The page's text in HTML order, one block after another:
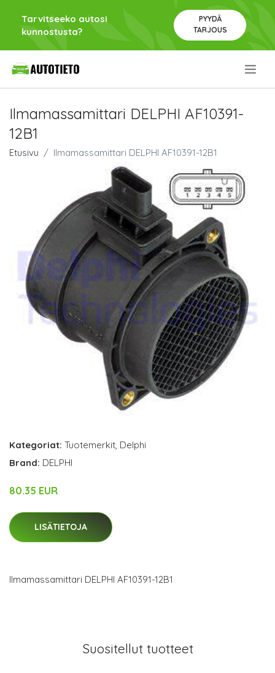
Tarvitseeko autosi
kunnostusta?
PYYDÄ
TARJOUS
Ilmamassamittari DELPHI AF10391-
12B1
Etusivu Ilmamassamittari DELPHI AF10391-12B1
Kategoriat: Tuotemerkit, Delphi
Brand: DELPHI
80.35 EUR
LISÄTIETOJA
Ilmamassamittari DELPHI AF10391-12B1
Suositellut tuotteet